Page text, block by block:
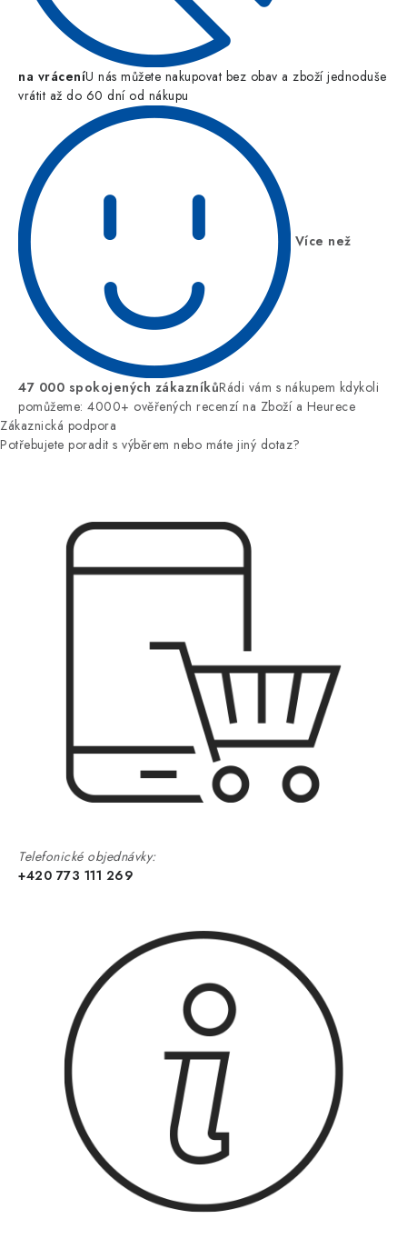
na vráceníU nás můžete nakupovat bez obav a zboží jednoduše
vrátit až do 60 dní od nákupu
Více než
47 000 spokojených zákazníkůRádi vám s nákupem kdykoli
pomůžeme: 4000+ ověřených recenzí na Zboží a Heurece
Zákaznická podpora
Potřebujete poradit s výběrem nebo máte jiný dotaz?
Telefonické objednávky:
+420 773 111 269